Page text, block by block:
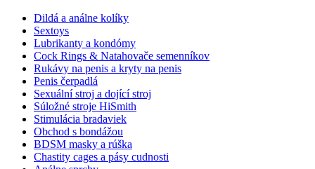
Dildá a análne kolíky
Sextoys
Lubrikanty a kondómy
Cock Rings & Natahovače semenníkov
Rukávy na penis a kryty na penis
Penis čerpadlá
Sexuální stroj a dojící stroj
Súložné stroje HiSmith
Stimulácia bradaviek
Obchod s bondážou
BDSM masky a rúška
Chastity cages a pásy cudnosti